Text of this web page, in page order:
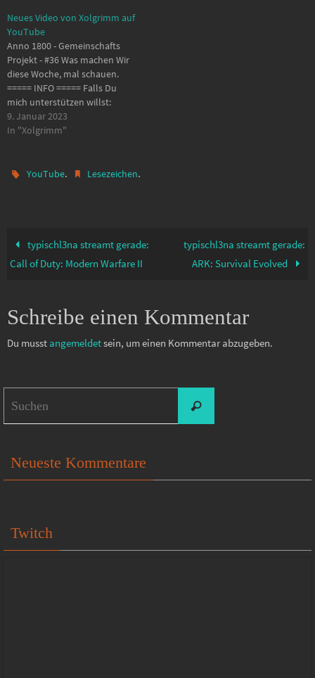
https://bit.ly/3OHMgI9 Twitch:
https://bit.ly/3gs7Aop Discord:
https://bit.ly/3JezVZA Schaue
es auf YouTube
Neues Video von Xolgrimm auf
YouTube
Anno 1800 - Gemeinschafts
Projekt - #36 Was machen Wir
diese Woche, mal schauen.
===== INFO ===== Falls Du
mich unterstützen willst:
https://bit.ly/3OGQorY
Language: German Website:
https://bit.ly/3gs7Aop Discord:
9. Januar 2023
In "Xolgrimm"
YouTube. Lesezeichen.
typischl3na streamt gerade:
Call of Duty: Modern Warfare II
typischl3na streamt gerade:
ARK: Survival Evolved
Schreibe einen Kommentar
Du musst angemeldetsein, um einen Kommentar abzugeben.
Suchen
Neueste Kommentare
Twitch